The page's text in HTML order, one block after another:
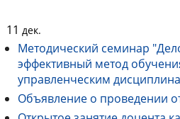
11 дек.
Методический семинар
эффективный метод
управленческим
Объявление о проведении